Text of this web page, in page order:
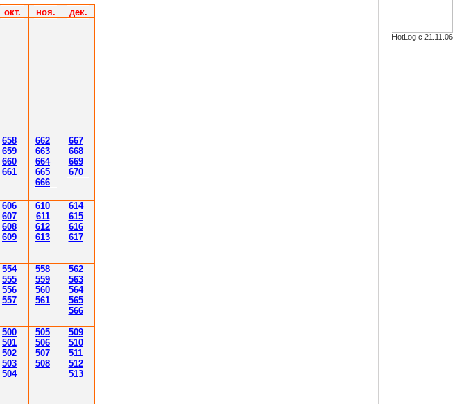
окт. ноя.
дек.
658
659
660
661
662
663
664
665
666
667
668
669
670
606
607
608
609
610
611
612
613
614
615
616
617
554
555
556
557
558
559
560
561
562
563
564
565
566
500
501
502
503
504
505
506
507
508
509
510
511
512
513
HotLog с 21.11.06